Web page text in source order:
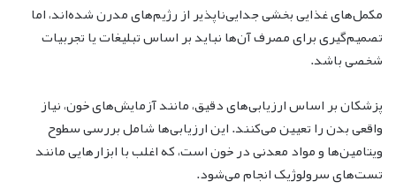
مکمل‌های غذایی بخشی جدایی‌ناپذیر از رژیم‌های مدرن شده‌اند، اما
تصمیم‌گیری برای مصرف آن‌ها نباید بر اساس تبلیغات یا تجربیات
شخصی باشد.
پزشکان بر اساس ارزیابی‌های دقیق، مانند آزمایش‌های خون، نیاز
واقعی بدن را تعیین می‌کنند. این ارزیابی‌ها شامل بررسی سطوح
ویتامین‌ها و مواد معدنی در خون است، که اغلب با ابزارهایی مانند
تست‌های سرولوژیک انجام می‌شود.